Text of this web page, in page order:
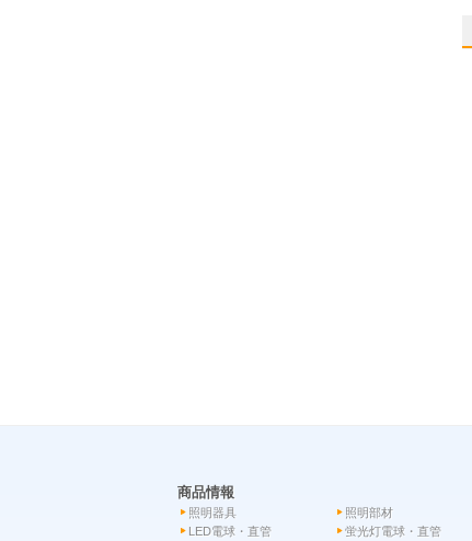
商品情報
照明器具
照明部材
LED電球・直管
蛍光灯電球・直管